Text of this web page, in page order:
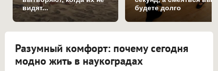
видят...
будете долго
Разумный комфорт: почему сегодня
модно жить в наукоградах